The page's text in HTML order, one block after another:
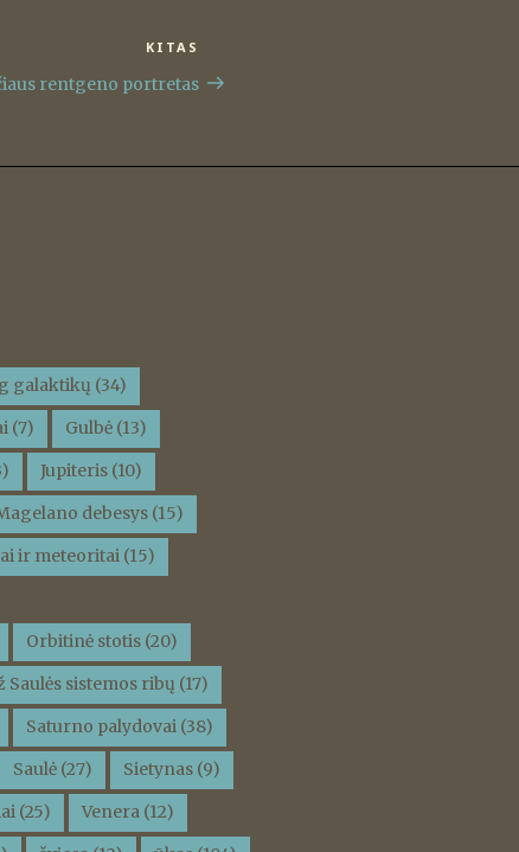
įrašas
KITAS
rentgeno portretas
galaktikų (34)
(7) Gulbė(13)
Jupiteris(10)
debesys(15)
ir meteoritai(15)
Orbitinė stotis(20)
Saulės sistemos ribų (17)
Saturno palydovai(38)
Saulė(27) Sietynas(9)
(25) Venera(12)